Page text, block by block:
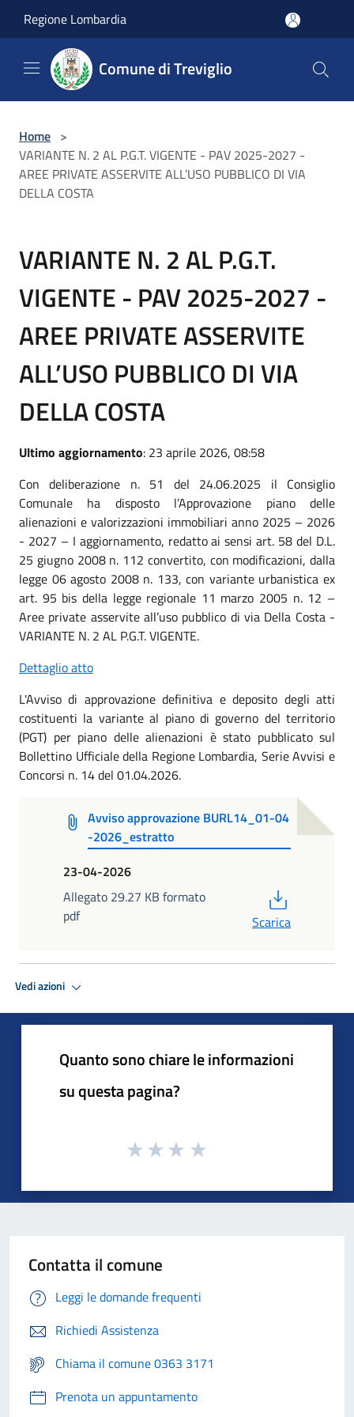
Regione Lombardia
Comune di Treviglio
Home >
VARIANTE N. 2 AL P.G.T. VIGENTE - PAV 2025-2027 -
AREE PRIVATE ASSERVITE ALL’USO PUBBLICO DI VIA
DELLA COSTA
VARIANTE N. 2 AL P.G.T.
VIGENTE - PAV 2025-2027 -
AREE PRIVATE ASSERVITE
ALL’USO PUBBLICO DI VIA
DELLA COSTA
Ultimo aggiornamento: 23 aprile 2026, 08:58
Con deliberazione n. 51 del 24.06.2025 il Consiglio
Comunale ha disposto l’Approvazione piano delle
alienazioni e valorizzazioni immobiliari anno 2025 – 2026
- 2027 – I aggiornamento, redatto ai sensi art. 58 del D.L.
25 giugno 2008 n. 112 convertito, con modificazioni, dalla
legge 06 agosto 2008 n. 133, con variante urbanistica ex
art. 95 bis della legge regionale 11 marzo 2005 n. 12 –
Aree private asservite all’uso pubblico di via Della Costa -
VARIANTE N. 2 AL P.G.T. VIGENTE.
Dettaglio atto
L'Avviso di approvazione definitiva e deposito degli atti
costituenti la variante al piano di governo del territorio
(PGT) per piano delle alienazioni è stato pubblicato sul
Bollettino Ufficiale della Regione Lombardia, Serie Avvisi e
Concorsi n. 14 del 01.04.2026.
Avviso approvazione BURL14_01-04
-2026_estratto
23-04-2026
Allegato 29.27 KB formato
pdf
Scarica
Vedi azioni
Quanto sono chiare le informazioni
su questa pagina?
Contatta il comune
Leggi le domande frequenti
Richiedi Assistenza
Chiama il comune 0363 3171
Prenota un appuntamento